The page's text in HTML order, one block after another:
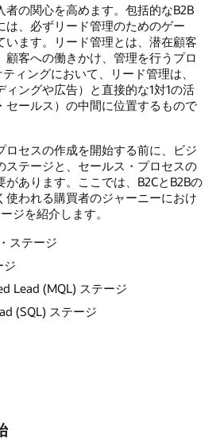
者の関心を高めます。包括的なB2B
は、必ずリード管理のためのゲー
います。リード管理とは、潜在顧客
顧客への働きかけ、管理を行うプロ
ィングにおいて、リード管理は、
ィングや広告）と直接的な1対1の活
セールス）の中間に位置するもので
ロセスの作成を開始する前に、ビジ
ステージと、セールス・プロセスの
あります。ここでは、B2CとB2Bの
使われる購買者のジャーニーにおけ
ジを紹介します。
ステージ
ジ
Lead (MQL) ステージ
(SQL) ステージ